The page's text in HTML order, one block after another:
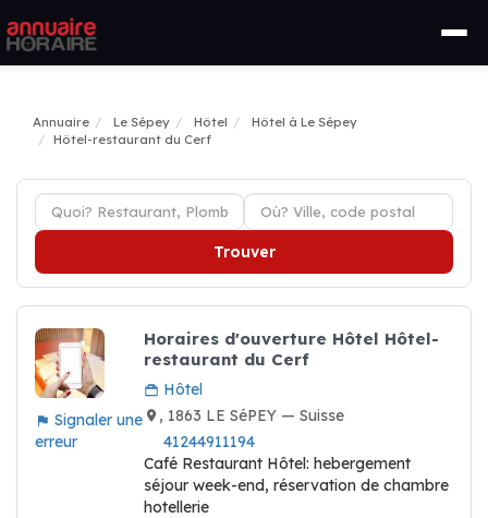
Annuaire Le Sépey Hôtel
Hôtel à Le Sépey
Hôtel-restaurant du Cerf
Trouver
Signaler une
erreur
Horaires d'ouverture Hôtel Hôtel-
restaurant du Cerf
Hôtel
, 1863 LE SéPEY — Suisse
41244911194
Café Restaurant Hôtel: hebergement
séjour week-end, réservation de chambre
hotellerie